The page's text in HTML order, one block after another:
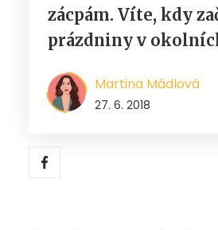
zácpám. Víte, kdy
prázdniny v
Martina Mádlová
27. 6. 2018